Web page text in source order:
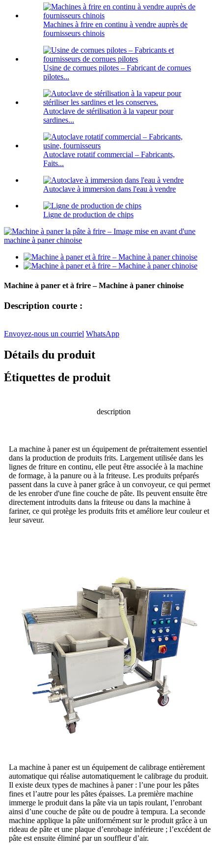
Machines à frire en continu à vendre auprès de
fournisseurs chinois
Usine de cornues pilotes – Fabricant de cornues
pilotes...
Autoclave de stérilisation à la vapeur pour
sardines...
Autoclave rotatif commercial – Fabricants,
Faits...
Autoclave à immersion dans l'eau à vendre
Ligne de production de chips
Machine à paner et à frire – Machine à paner chinoise
Description courte :
Envoyez-nous un courriel WhatsApp
Détails du produit
Étiquettes de produit
description
La machine à paner est un équipement de prétraitement essentiel
dans la production de produits frits. Largement utilisée dans les
lignes de friture en continu, elle peut être associée à la machine
de formage, à la panure ou à la friteuse. Les produits préparés
passent dans la cuve à paner grâce à un convoyeur, ce qui permet
de les enrober d'une fine couche de pâte. Ils peuvent ensuite être
directement introduits dans la friteuse ou dans la machine à
fariner, ce qui protège les produits frits et améliore leur couleur et
leur saveur.
La machine à paner est un équipement de calibrage entièrement
automatique qui réalise automatiquement le calibrage du produit.
Il existe deux types de machines à paner : l’une pour les pâtes
fines et l’autre pour les pâtes épaisses. La première machine
immerge le produit dans la pâte via un tapis roulant, l’enrobant
ainsi d’une couche de pâte ou de poudre à tempura. La seconde
machine applique la pâte uniformément sur le produit grâce à un
rideau de pâte et une plaque d’enrobage inférieure ; l’excédent de
pâte est ensuite éliminé par un souffleur d’air.